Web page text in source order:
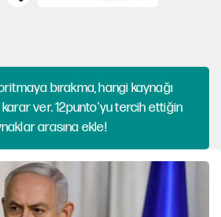
bırakma, hangi kaynağı
ver. 12punto'yu tercih ettiğin
arasına ekle!